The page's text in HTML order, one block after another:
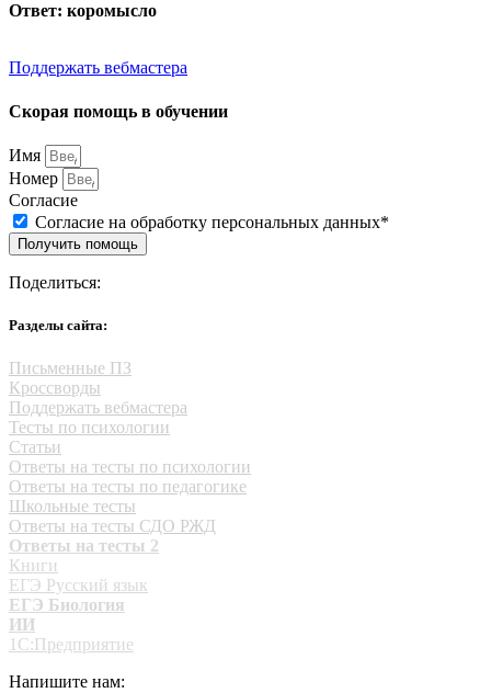
Ответ: коромысло
Поддержать вебмастера
Скорая помощь в обучении
Имя
Номер
Согласие
Согласие на обработку персональных данных*
Получить помощь
Поделиться:
Разделы сайта:
Письменные ПЗ
Кроссворды
Поддержать вебмастера
Тесты по психологии
Статьи
Ответы на тесты по психологии
Ответы на тесты по педагогике
Школьные тесты
Ответы на тесты СДО РЖД
Ответы на тесты 2
Книги
ЕГЭ Русский язык
ЕГЭ Биология
ИИ
1С:Предприятие
Напишите нам: